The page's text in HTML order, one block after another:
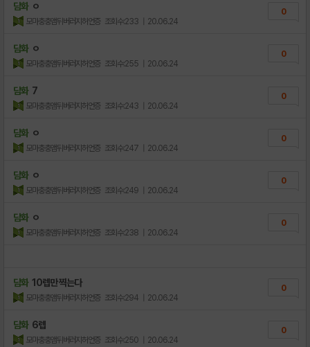
담화 ㅇ
모마충충앰뒤버러지허언증 조회수:233 | 20.06.24
0
담화 ㅇ
모마충충앰뒤버러지허언증 조회수:255 | 20.06.24
0
담화 7
모마충충앰뒤버러지허언증 조회수:243 | 20.06.24
0
담화 ㅇ
모마충충앰뒤버러지허언증 조회수:247 | 20.06.24
0
담화 ㅇ
모마충충앰뒤버러지허언증 조회수:249 | 20.06.24
0
담화 ㅇ
모마충충앰뒤버러지허언증 조회수:238 | 20.06.24
0
담화 10렙만 찍는다
모마충충앰뒤버러지허언증 조회수:294 | 20.06.24
0
담화 6렙
모마충충앰뒤버러지허언증 조회수:250 | 20.06.24
0